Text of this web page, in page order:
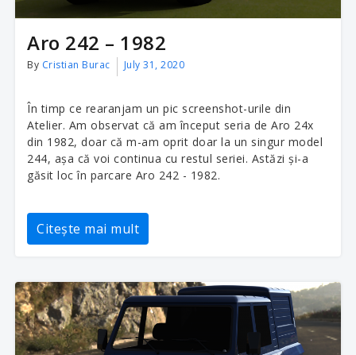
Aro 242 – 1982
By Cristian Burac July 31, 2020
În timp ce rearanjam un pic screenshot-urile din
Atelier. Am observat că am început seria de Aro 24x
din 1982, doar că m-am oprit doar la un singur model
244, așa că voi continua cu restul seriei. Astăzi și-a
găsit loc în parcare Aro 242 - 1982.
Citește mai mult